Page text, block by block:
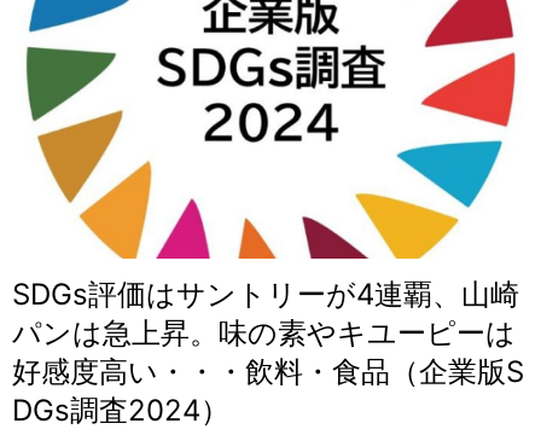
SDGs評価はサントリーが4連覇、山崎
パンは急上昇。味の素やキユーピーは
好感度高い・・・飲料・食品（企業版S
DGs調査2024）